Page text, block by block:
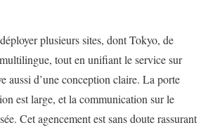
plusieurs sites, dont Tokyo, de
tout en unifiant le service sur
aussi d’une conception claire. La porte
est large, et la communication sur le
Cet agencement est sans doute rassurant